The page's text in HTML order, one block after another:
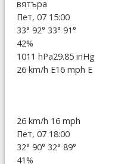
вятъра
Пет, 07 15:00
33° 92° 33° 91°
42%
1011 hPa29.85 inHg
26 km/h E16 mph E
26 km/h 16 mph
Пет, 07 18:00
32° 90° 32° 89°
41%